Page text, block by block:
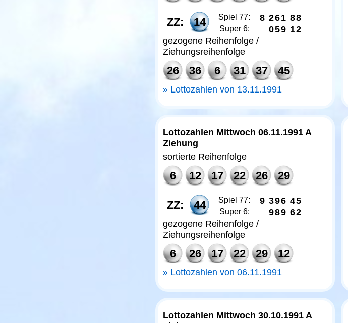
ZZ: 14 Spiel 77: 8 261 88
Super 6: 059 12
gezogene Reihenfolge /
Ziehungsreihenfolge
26 36 6 31 37 45
Lottozahlen von 13.11.1991
Lottozahlen Mittwoch 06.11.1991 A
Ziehung
sortierte Reihenfolge
6 12 17 22 26 29
ZZ: 44 Spiel 77: 9 396 45
Super 6: 989 62
gezogene Reihenfolge /
Ziehungsreihenfolge
6 26 17 22 29 12
Lottozahlen von 06.11.1991
Lottozahlen Mittwoch 30.10.1991 A